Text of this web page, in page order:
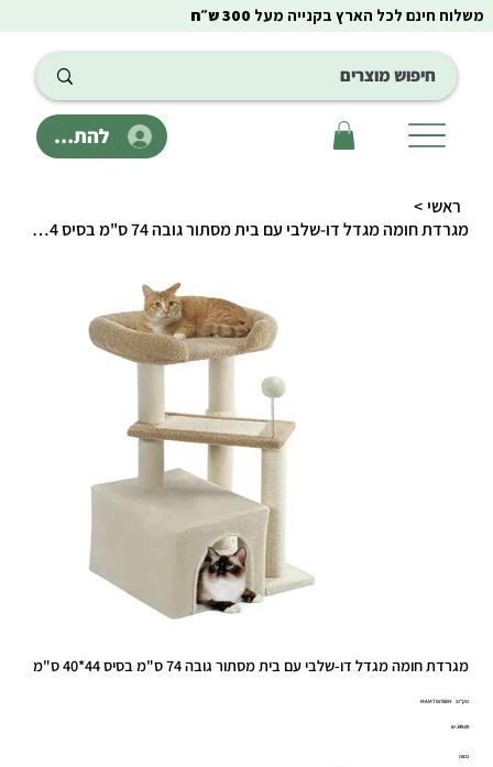
להתחבר
משלוח חינם לכל הארץ בקנייה מעל 300 ש״ח
ראשי >
מגרדת חומה מגדל דו-שלבי עם בית מסתור גובה 74 ס"מ בסיס 44*40 ס"מ
מגרדת חומה מגדל דו-שלבי עם בית מסתור גובה 74 ס"מ בסיס 44*40 ס"מ
מק"ט:
מק"ט
MAMT0175BN
מחיר‏249.00 ‏₪
כמות